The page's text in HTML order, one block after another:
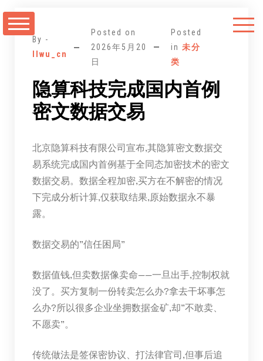
至
By -
llwu_cn
Posted on
2026年5月20
日
Posted
in 未分
类
隐算科技完成国内首例
密文数据交易
北京隐算科技有限公司宣布,其隐算密文数据交
易系统完成国内首例基于全同态加密技术的密文
数据交易。数据全程加密,买方在不解密的情况
下完成分析计算,仅获取结果,原始数据永不暴
露。
数据交易的”信任困局”
数据值钱,但卖数据像卖命——一旦出手,控制权就
没了。买方复制一份转卖怎么办?拿去干坏事怎
么办?所以很多企业坐拥数据金矿,却”不敢卖、
不愿卖”。
传统做法是签保密协议、打法律官司,但事后追